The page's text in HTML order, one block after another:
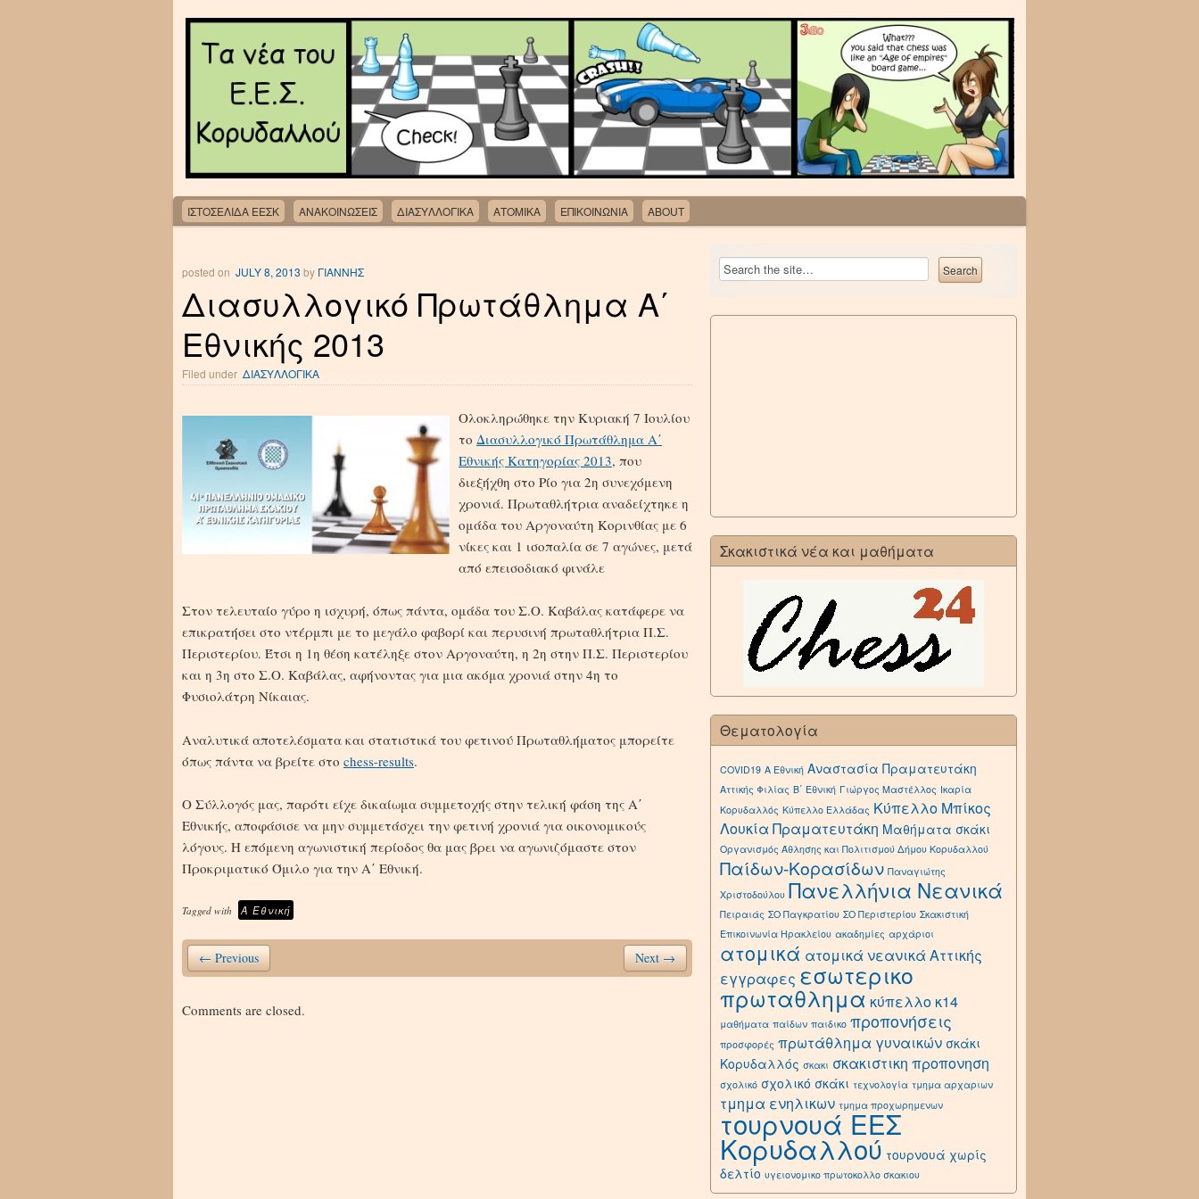
ΙΣΤΟΣΕΛΙΔΑ ΕΕΣΚ ΑΝΑΚΟΙΝΩΣΕΙΣ ΔΙΑΣΥΛΛΟΓΙΚΑ ΑΤΟΜΙΚΑ ΕΠΙΚΟΙΝΩΝΙΑ ABOUT
posted on JULY 8, 2013 by ΓΙΑΝΝΗΣ
Διασυλλογικό Πρωτάθλημα Α΄
Εθνικής 2013
Filed under ΔΙΑΣΥΛΛΟΓΙΚΑ
Ολοκληρώθηκε την Κυριακή 7 Ιουλίου
το Διασυλλογικό Πρωτάθλημα Α΄
Εθνικής Κατηγορίας 2013, που
διεξήχθη στο Ρίο για 2η συνεχόμενη
χρονιά. Πρωταθλήτρια αναδείχτηκε η
ομάδα του Αργοναύτη Κορινθίας με 6
νίκες και 1 ισοπαλία σε 7 αγώνες, μετά
από επεισοδιακό φινάλε
Στον τελευταίο γύρο η ισχυρή, όπως πάντα, ομάδα του Σ.Ο. Καβάλας κατάφερε να
επικρατήσει στο ντέρμπι με το μεγάλο φαβορί και περυσινή πρωταθλήτρια Π.Σ.
Περιστερίου. Έτσι η 1η θέση κατέληξε στον Αργοναύτη, η 2η στην Π.Σ. Περιστερίου
και η 3η στο Σ.Ο. Καβάλας, αφήνοντας για μια ακόμα χρονιά στην 4η το
Φυσιολάτρη Νίκαιας.
Αναλυτικά αποτελέσματα και στατιστικά του φετινού Πρωταθλήματος μπορείτε
όπως πάντα να βρείτε στο chess-results.
Ο Σύλλογός μας, παρότι είχε δικαίωμα συμμετοχής στην τελική φάση της Α΄
Εθνικής, αποφάσισε να μην συμμετάσχει την φετινή χρονιά για οικονομικούς
λόγους. Η επόμενη αγωνιστική περίοδος θα μας βρει να αγωνιζόμαστε στον
Προκριματικό Όμιλο για την Α΄ Εθνική.
Tagged with Α Εθνική
← Previous Next →
Comments are closed.
Σκακιστικά νέα και μαθήματα
Θεματολογία
COVID19 Α Εθνική Αναστασία Πραματευτάκη
Αττικής Φιλίας Β΄ Εθνική Γιώργος Μαστέλλος Ικαρία
Κορυδαλλός Κύπελλο Ελλάδας Κύπελλο Μπίκος
Λουκία Πραματευτάκη Μαθήματα σκάκι
Οργανισμός Άθλησης και Πολιτισμού Δήμου Κορυδαλλού
Παίδων-Κορασίδων Παναγιώτης
Χριστοδούλου Πανελλήνια Νεανικά
Πειραιάς ΣΟ Παγκρατίου ΣΟ Περιστερίου Σκακιστική
Επικοινωνία Ηρακλείου ακαδημίες αρχάριοι
ατομικά ατομικά νεανικά Αττικής
εγγραφες εσωτερικο
πρωταθλημα κύπελλο κ14
μαθήματα παίδων παιδικο προπονήσεις
προσφορές πρωτάθλημα γυναικών σκάκι
Κορυδαλλός σκακι σκακιστικη προπονηση
σχολικό σχολικό σκάκι τεχνολογία τμημα αρχαριων
τμημα ενηλικων τμημα προχωρημενων
τουρνουά ΕΕΣ
Κορυδαλλού τουρνουά χωρίς
δελτίο υγειονομικο πρωτοκολλο σκακιου